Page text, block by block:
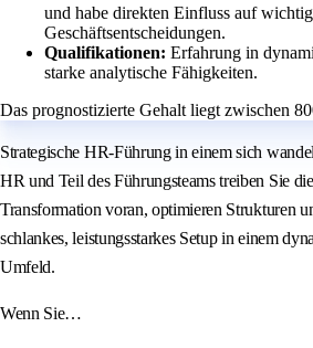
und habe direkten Einfluss auf
Geschäftsentscheidungen.
Qualifikationen: Erfahrung in
starke analytische Fähigkeiten.
Das prognostizierte Gehalt liegt zwischen
Strategische HR-Führung in einem sich
HR und Teil des Führungsteams treiben Sie
Transformation voran, optimieren Strukturen
schlankes, leistungsstarkes Setup in einem
Umfeld.
Wenn Sie…